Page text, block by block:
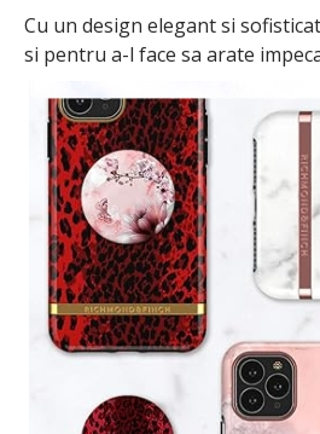
Cu un design elegant si
si pentru a-l face sa arate